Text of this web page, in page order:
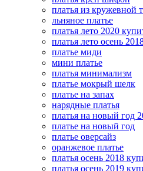
платья из кружевной
льняное платье
платья лето 2020
платья лето осень
платье миди
мини платье
платья минимализм
платье мокрый шелк
платье на запах
нарядные платья
платья на новый год
платье на новый год
платье оверсайз
оранжевое платье
платья осень 2018
платья осень 2019